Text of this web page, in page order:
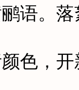
。落
，开